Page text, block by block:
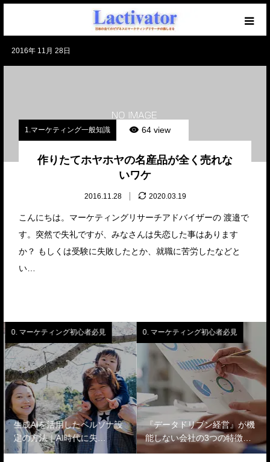
2016年 11月 28日
1.マーケティング一般知識 64 view
作りたてホヤホヤの名産品が全く売れな
いワケ
2016.11.28 2020.03.19
こんにちは。マーケティングリサーチアドバイザーの 渡邉で
す。突然で失礼ですが、みなさんは失恋した事はあります
か？ もしくは受験に失敗したとか、就職に苦労したなどと
い…
0. マーケティング初心者必見
生成AIを活用したペルソナ設
定の方法｜AI時代に失…
0. マーケティング初心者必見
『データドリブン経営』が機
能しない会社の3つの特徴…
【必読】初めての方へ
無料メール講座
セミナー開催中！